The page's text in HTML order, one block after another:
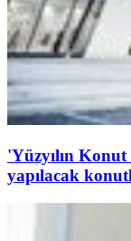
'Yüzyılın
yapılacak